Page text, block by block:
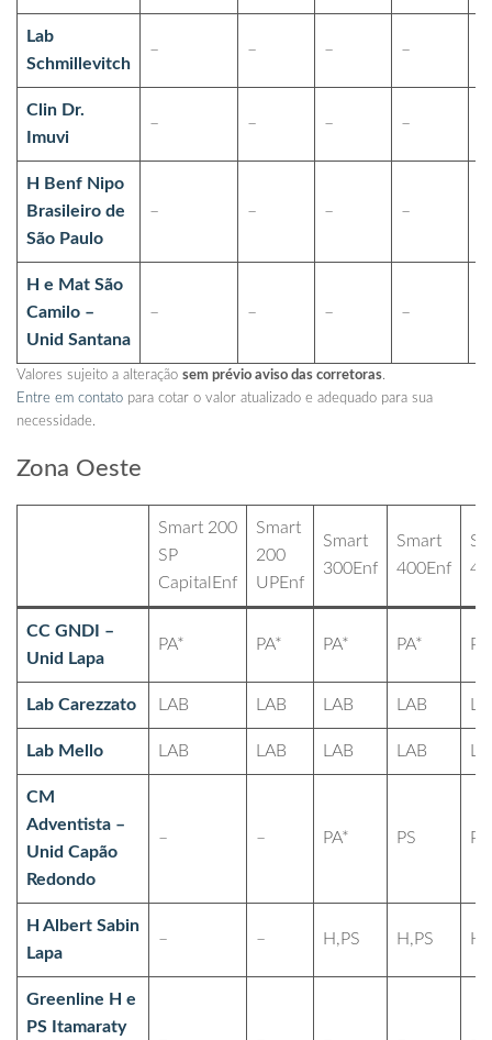
Lab
Schmillevitch
– – – –
Clin Dr.
Imuvi
– – – –
H Benf Nipo
Brasileiro de
São Paulo
– – – –
H e Mat São
Camilo –
Unid Santana
– – – –
Valores sujeito a alteração sem prévio aviso das corretoras.
Entre em contato para cotar o valor atualizado e adequado para sua
necessidade.
Zona Oeste
Smart 200
SP
CapitalEnf
Smart
200
UPEnf
Smart
300Enf
Smart
400Enf
CC GNDI –
Unid Lapa
PA* PA* PA* PA*
Lab Carezzato LAB LAB LAB LAB
Lab Mello LAB LAB LAB LAB
CM
Adventista –
Unid Capão
Redondo
– – PA* PS PS
H Albert Sabin
Lapa
– – H,PS H,PS
Greenline H e
PS Itamaraty